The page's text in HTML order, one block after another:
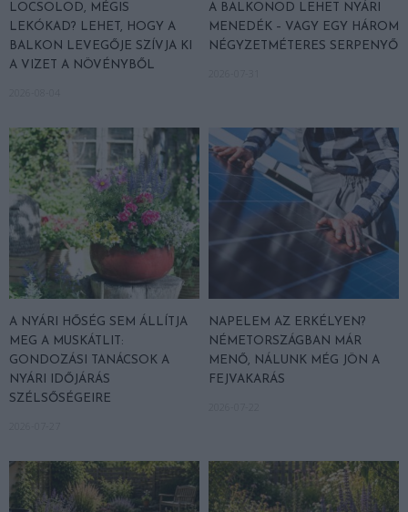
LOCSOLOD, MÉGIS
LEKÓKAD? LEHET, HOGY A
BALKON LEVEGŐJE SZÍVJA KI
A VIZET A NÖVÉNYBŐL
A BALKONOD LEHET NYÁRI
MENEDÉK – VAGY EGY HÁROM
NÉGYZETMÉTERES SERPENYŐ
A NYÁRI HŐSÉG SEM ÁLLÍTJA
MEG A MUSKÁTLIT:
GONDOZÁSI TANÁCSOK A
NYÁRI IDŐJÁRÁS
SZÉLSŐSÉGEIRE
NAPELEM AZ ERKÉLYEN?
NÉMETORSZÁGBAN MÁR
MENŐ, NÁLUNK MÉG JÖN A
FEJVAKARÁS